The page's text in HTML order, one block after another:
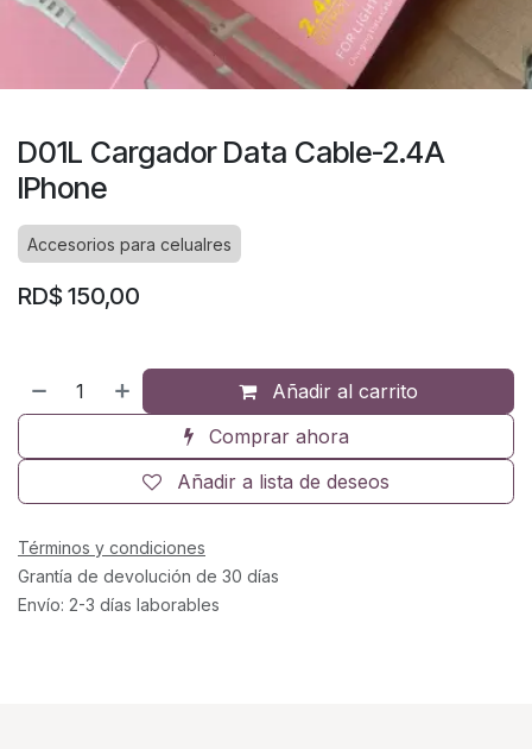
D01L Cargador Data Cable-2.4A
IPhone
Accesorios para celualres
RD$ 150,00
Añadir al carrito
Comprar ahora
Añadir a lista de deseos
Términos y condiciones
Grantía de devolución de 30 días
Envío: 2-3 días laborables